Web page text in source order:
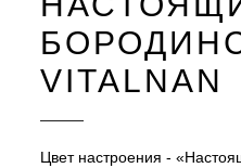
VITALNAN
Цвет настроения -